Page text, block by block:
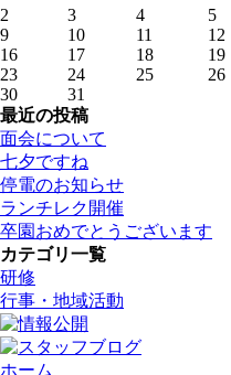
2
3 4 5
9
10 11 12
16
17 18 19
23
24 25 26
30
31
最近の投稿
面会について
七夕ですね
停電のお知らせ
ランチレク開催
卒園おめでとうございます
カテゴリ一覧
研修
行事・地域活動
ホーム